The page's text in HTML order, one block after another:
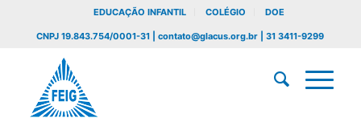
EDUCAÇÃO INFANTIL COLÉGIO DOE
CNPJ 19.843.754/0001-31 | contato@glacus.org.br | 31 3411-9299